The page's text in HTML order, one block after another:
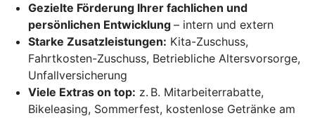
Gezielte Förderung Ihrer fachlichen und
persönlichen Entwicklung – intern und extern
Starke Zusatzleistungen: Kita-Zuschuss,
Fahrtkosten-Zuschuss, Betriebliche Altersvorsorge,
Unfallversicherung
Viele Extras on top: z. B. Mitarbeiterrabatte,
Bikeleasing, Sommerfest, kostenlose Getränke am